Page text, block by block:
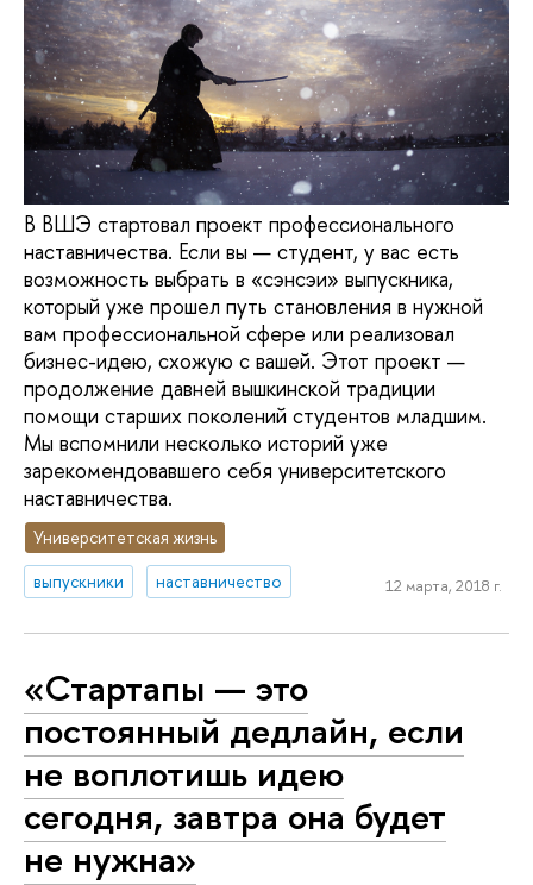
В ВШЭ стартовал проект профессионального
наставничества. Если вы — студент, у вас есть
возможность выбрать в «сэнсэи» выпускника,
который уже прошел путь становления в нужной
вам профессиональной сфере или реализовал
бизнес-идею, схожую с вашей. Этот проект —
продолжение давней вышкинской традиции
помощи старших поколений студентов младшим.
Мы вспомнили несколько историй уже
зарекомендовавшего себя университетского
наставничества.
Университетская жизнь
выпускники
наставничество 12 марта, 2018 г.
«Стартапы — это
постоянный дедлайн, если
не воплотишь идею
сегодня, завтра она будет
не нужна»